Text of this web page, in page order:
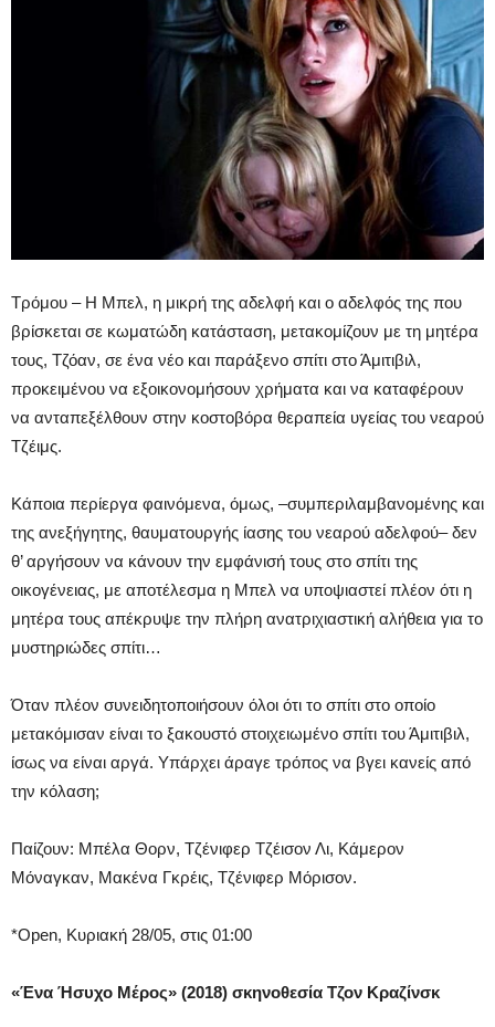
Τρόμου – Η Μπελ, η μικρή της αδελφή και ο αδελφός της που
βρίσκεται σε κωματώδη κατάσταση, μετακομίζουν με τη μητέρα
τους, Τζόαν, σε ένα νέο και παράξενο σπίτι στο Άμιτιβιλ,
προκειμένου να εξοικονομήσουν χρήματα και να καταφέρουν
να ανταπεξέλθουν στην κοστοβόρα θεραπεία υγείας του νεαρού
Τζέιμς.
Κάποια περίεργα φαινόμενα, όμως, –συμπεριλαμβανομένης και
της ανεξήγητης, θαυματουργής ίασης του νεαρού αδελφού– δεν
θ’ αργήσουν να κάνουν την εμφάνισή τους στο σπίτι της
οικογένειας, με αποτέλεσμα η Μπελ να υποψιαστεί πλέον ότι η
μητέρα τους απέκρυψε την πλήρη ανατριχιαστική αλήθεια για το
μυστηριώδες σπίτι…
Όταν πλέον συνειδητοποιήσουν όλοι ότι το σπίτι στο οποίο
μετακόμισαν είναι το ξακουστό στοιχειωμένο σπίτι του Άμιτιβιλ,
ίσως να είναι αργά. Υπάρχει άραγε τρόπος να βγει κανείς από
την κόλαση;
Παίζουν: Μπέλα Θορν, Τζένιφερ Τζέισον Λι, Κάμερον
Μόναγκαν, Μακένα Γκρέις, Τζένιφερ Μόρισον.
*Open, Κυριακή 28/05, στις 01:00
«Ένα Ήσυχο Μέρος» (2018) σκηνοθεσία Τζον Κραζίνσκ